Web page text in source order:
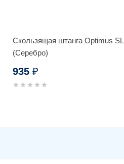
Скользящая штанга Optimus SL
(Серебро)
935 ₽